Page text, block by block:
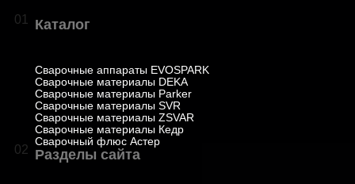
01 Каталог
Сварочные аппараты EVOSPARK
Сварочные материалы DEKA
Сварочные материалы Parker
Сварочные материалы SVR
Сварочные материалы ZSVAR
Сварочные материалы Кедр
Сварочный флюс Астер
02 Разделы сайта